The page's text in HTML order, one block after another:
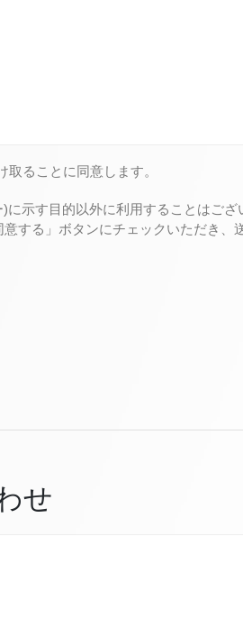
ることに同意します。
示す目的以外に利用することはござ
する」ボタンにチェックいただき、
せ